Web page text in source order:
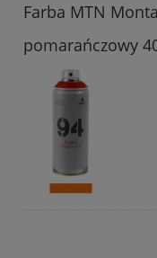
Farba MTN
pomarańczowy